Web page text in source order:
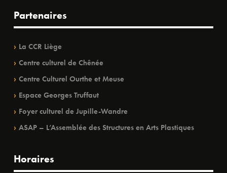
Partenaires
La CCR Liège
Centre culturel de Chênée
Centre Culturel Ourthe et Meuse
Espace Georges Truffaut
Foyer culturel de Jupille-Wandre
ASAP – L’Assemblée des Structures en Arts Plastiques
Horaires